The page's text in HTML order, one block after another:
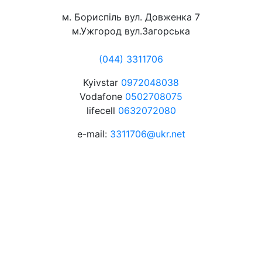
м. Бориспіль вул. Довженка 7
м.Ужгород вул.Загорська
(044) 3311706
Kyivstar 0972048038
Vodafone 0502708075
lifecell 0632072080
e-mail: 3311706@ukr.net